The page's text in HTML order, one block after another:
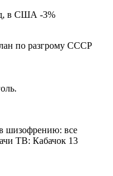
в США -3%
по разгрому СССР
шизофрению: все
ТВ: Кабачок 13